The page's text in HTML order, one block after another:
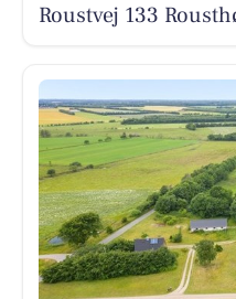
Roustvej 133